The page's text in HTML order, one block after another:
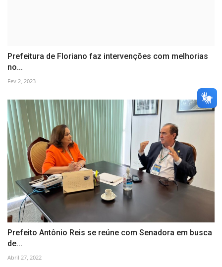
Prefeitura de Floriano faz intervenções com melhorias
no...
Fev 2, 2023
Prefeito Antônio Reis se reúne com Senadora em busca
de...
Abril 27, 2022